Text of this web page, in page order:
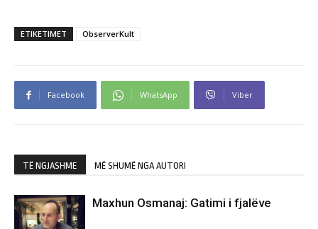
ETIKETIMET ObserverKult
Facebook WhatsApp Viber
TË NGJASHME MË SHUMË NGA AUTORI
Maxhun Osmanaj: Gatimi i fjalëve